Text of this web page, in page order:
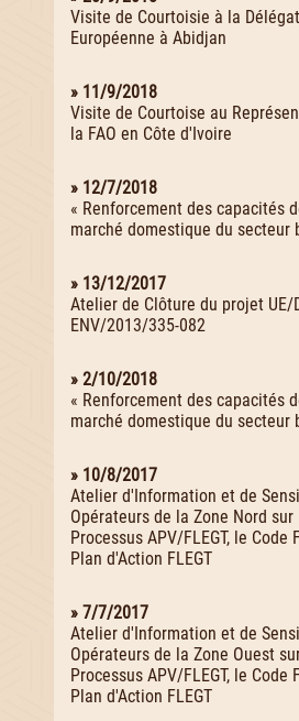
Visite de Courtoisie à la
Européenne à Abidjan
» 11/9/2018
Visite de Courtoise au
la FAO en Côte d'Ivoire
» 12/7/2018
« Renforcement des capacités
marché domestique du secteur
» 13/12/2017
Atelier de Clôture du projet UE/
ENV/2013/335-082
» 2/10/2018
« Renforcement des capacités
marché domestique du secteur
» 10/8/2017
Atelier d'Information et de
Opérateurs de la Zone Nord
Processus APV/FLEGT, le Code
Plan d'Action FLEGT
» 7/7/2017
Atelier d'Information et de
Opérateurs de la Zone Ouest
Processus APV/FLEGT, le Code
Plan d'Action FLEGT